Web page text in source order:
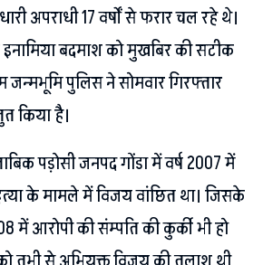
अपराधी 17 वर्षों से फरार चल रहे थे।
बदमाश को मुखबिर की सटीक
जन्मभूमि पुलिस ने सोमवार गिरफ्तार
किया है।
पड़ोसी जनपद गोंडा में वर्ष 2007 में
के मामले में विजय वांछित था। जिसके
में आरोपी की संम्पति की कुर्की भी हो